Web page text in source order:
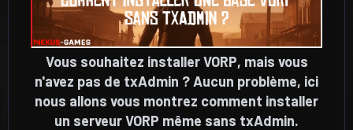
Vous souhaitez installer VORP, mais vous
n'avez pas de txAdmin ? Aucun problème, ici
nous allons vous montrez comment installer
un serveur VORP même sans txAdmin.